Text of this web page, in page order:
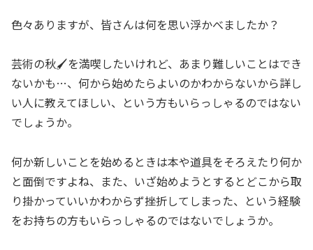
色々ありますが、皆さんは何を思い浮かべましたか？
芸術の秋🖌を満喫したいけれど、あまり難しいことはでき
ないかも…、何から始めたらよいのかわからないから詳し
い人に教えてほしい、という方もいらっしゃるのではない
でしょうか。
何か新しいことを始めるときは本や道具をそろえたり何か
と面倒ですよね、また、いざ始めようとするとどこから取
り掛かっていいかわからず挫折してしまった、という経験
をお持ちの方もいらっしゃるのではないでしょうか。